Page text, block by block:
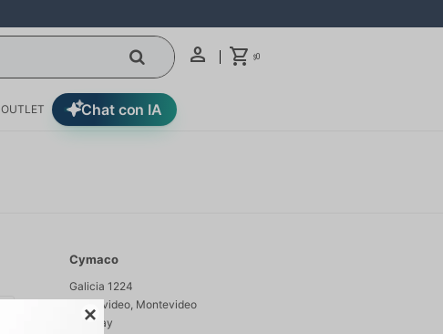

$0
Chat con IA
OUTLET
Cymaco
Galicia 1224
Montevideo, Montevideo
Uruguay